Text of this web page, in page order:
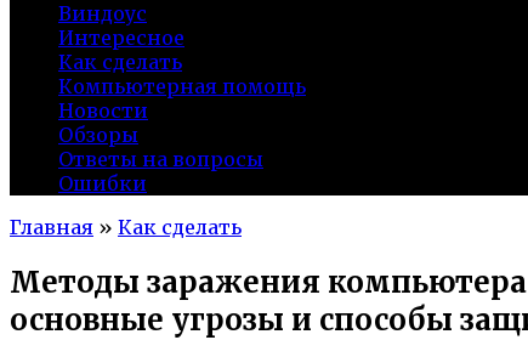
Виндоус
Интересное
Как сделать
Компьютерная помощь
Новости
Обзоры
Ответы на вопросы
Ошибки
Главная » Как сделать
Методы заражения
основные угрозы и способы